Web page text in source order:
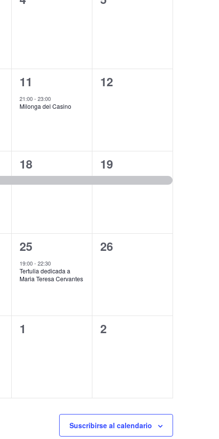
1
evento,
11
21:00- 23:00
Milonga del Casino
0
12
1
evento,
18
1
evento,
19
1
evento,
25
19:00- 22:30
Tertulia dedicada a
Maria Teresa Cervantes
0
26
0
1
0
2
Suscribirse al calendario